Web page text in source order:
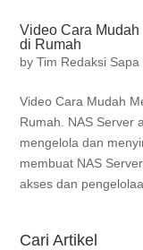
Video Cara
di Rumah
byTim Redaksi Sapa
Video Cara Mudah
Rumah. NAS Server
mengelola dan
membuat NAS
akses dan
Cari Artikel